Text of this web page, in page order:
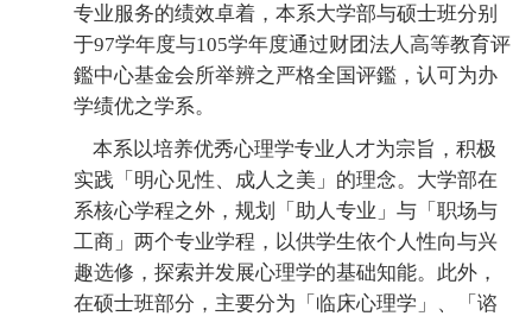
专业服务的绩效卓着，本系大学部与硕士班分别
于97学年度与105学年度通过财团法人高等教育评
鑑中心基金会所举辨之严格全国评鑑，认可为办
学绩优之学系。
本系以培养优秀心理学专业人才为宗旨，积极
实践「明心见性、成人之美」的理念。大学部在
系核心学程之外，规划「助人专业」与「职场与
工商」两个专业学程，以供学生依个人性向与兴
趣选修，探索并发展心理学的基础知能。此外，
在硕士班部分，主要分为「临床心理学」、「谘